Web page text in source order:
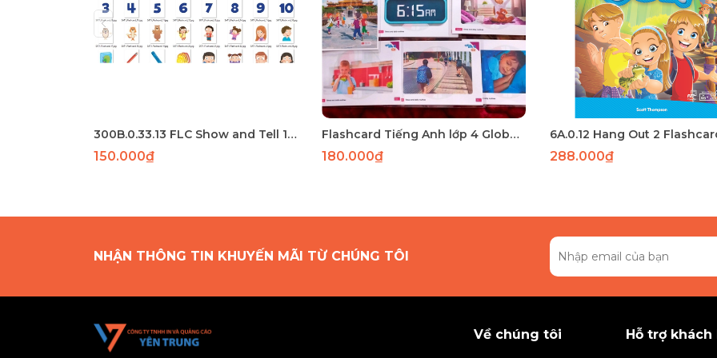
300B.0.33.13 FLC Show and Tell 1 56 thẻ A5 ép plastic
150.000₫
Flashcard Tiếng Anh lớp 4 Global Success tập 2 : 73 THẺ A5 2 MẶT ÉP PLASTIC
180.000₫ 288.000₫
NHẬN THÔNG TIN KHUYẾN MÃI TỪ CHÚNG TÔI
Về chúng tôi Hỗ trợ khách